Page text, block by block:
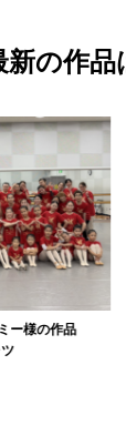
新の作品
リュミエル新体操
：